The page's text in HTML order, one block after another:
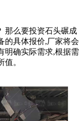
那么要投资石头碾成
的具体报价,厂家将会
明确实际需求,根据需
。